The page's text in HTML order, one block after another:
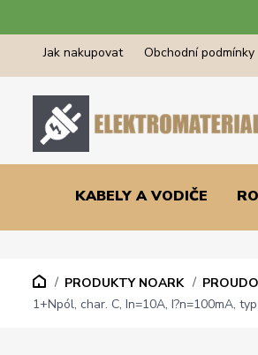
Jak nakupovat Obchodní podmínky
KABELY A VODIČE
PRODUKTY NOARK
1+Npól, char. C, In=10A, I?n=100mA,